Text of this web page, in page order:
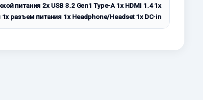
питания 2x USB 3.2 Gen1 Type-A 1x HDMI 1.4 1x
разъем питания 1x Headphone/Headset 1x DC-in